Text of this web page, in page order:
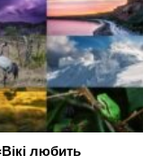
любить